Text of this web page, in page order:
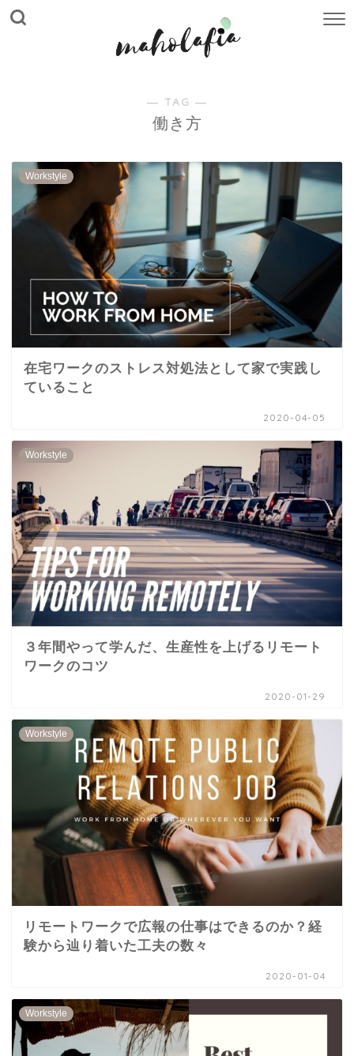
― TAG ―
働き方
Workstyle
在宅ワークのストレス対処法として家で実践し
ていること
2020-04-05
Workstyle
３年間やって学んだ、生産性を上げるリモート
ワークのコツ
2020-01-29
Workstyle
リモートワークで広報の仕事はできるのか？経
験から辿り着いた工夫の数々
2020-01-04
Workstyle